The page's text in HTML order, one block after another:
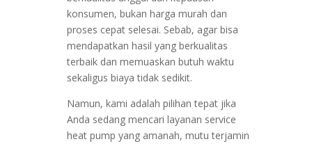
konsumen, bukan harga murah dan
proses cepat selesai. Sebab, agar bisa
mendapatkan hasil yang berkualitas
terbaik dan memuaskan butuh waktu
sekaligus biaya tidak sedikit.
Namun, kami adalah pilihan tepat jika
Anda sedang mencari layanan service
heat pump yang amanah, mutu terjamin